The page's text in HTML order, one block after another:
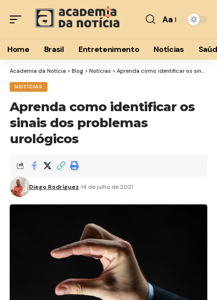
Font
Resizer
Aa
Home Brasil Entretenimento Notícias
Academia da Notícia > Blog > Notícias > Aprenda como identificar os sinais dos problemas urológicos
NOTÍCIAS
Aprenda como identificar os
sinais dos problemas
urológicos
Diego Rodríguez 14 de julho de 2021